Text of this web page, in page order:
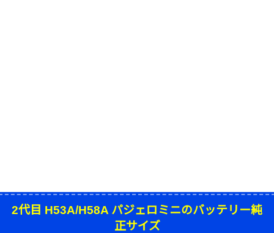
2代目 H53A/H58A パジェロミニのバッテリー純
正サイズ